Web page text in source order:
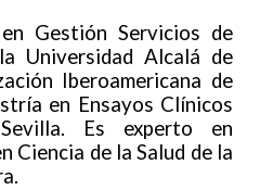
Gestión Servicios de
Universidad Alcalá de
Iberoamericana de
en Ensayos Clínicos
Es experto en
Ciencia de la Salud de la